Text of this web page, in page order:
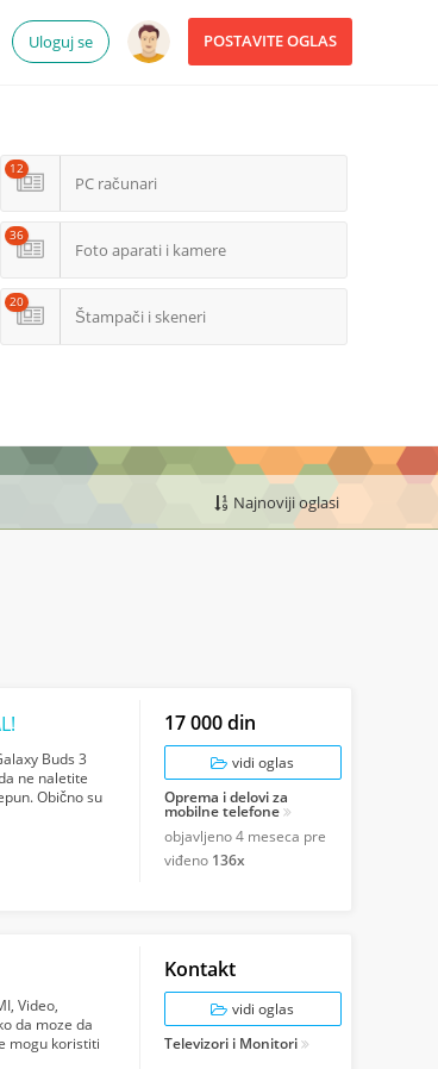
POSTAVITE OGLAS
Uloguj se
PC računari
12
Foto aparati i kamere
36
Štampači i skeneri
20
Najnoviji oglasi
Buds 3
ne naletite
Obično su
17 000 din
vidi oglas
Oprema i delovi za
mobilne telefone
objavljeno4 meseca pre
viđeno 136x
Video,
da moze da
mogu koristiti
Kontakt
vidi oglas
Televizori i Monitori